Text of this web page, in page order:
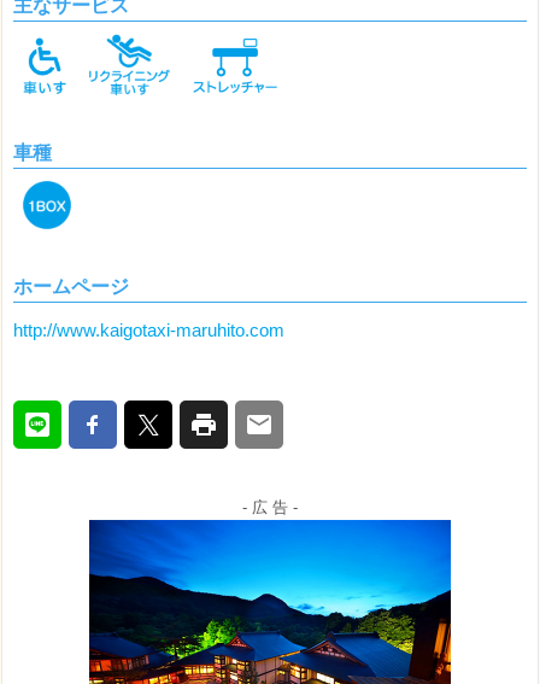
主なサービス
車種
ホームページ
http://www.kaigotaxi-maruhito.com
- 広 告 -